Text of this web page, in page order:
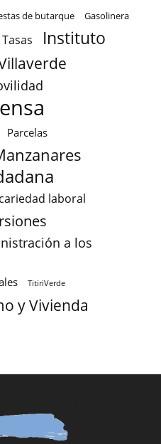
de butarque Gasolinera
Instituto
Parcelas
laboral
a los
TitiriVerde
y Vivienda